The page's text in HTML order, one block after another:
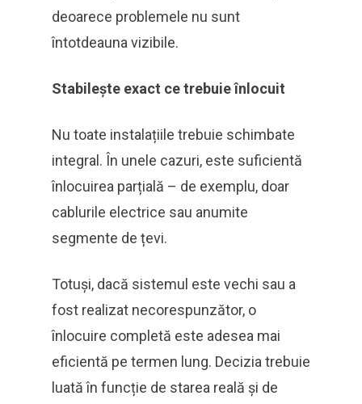
deoarece problemele nu sunt
întotdeauna vizibile.
Stabilește exact ce trebuie înlocuit
Nu toate instalațiile trebuie schimbate
integral. În unele cazuri, este suficientă
înlocuirea parțială – de exemplu, doar
cablurile electrice sau anumite
segmente de țevi.
Totuși, dacă sistemul este vechi sau a
fost realizat necorespunzător, o
înlocuire completă este adesea mai
eficientă pe termen lung. Decizia trebuie
luată în funcție de starea reală și de